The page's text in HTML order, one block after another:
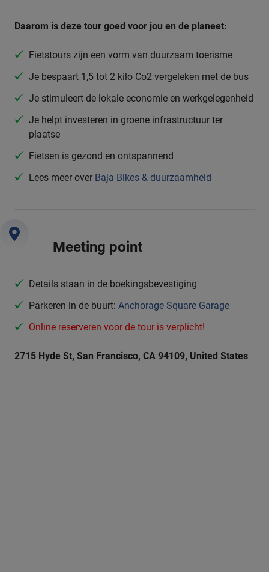
Daarom is deze tour goed voor jou en de planeet:
Fietstours zijn een vorm van duurzaam toerisme
Je bespaart 1,5 tot 2 kilo Co2 vergeleken met de bus
Je stimuleert de lokale economie en werkgelegenheid
Je helpt investeren in groene infrastructuur ter
plaatse
Fietsen is gezond en ontspannend
Lees meer over Baja Bikes & duurzaamheid
Meeting point
Details staan in de boekingsbevestiging
Parkeren in de buurt: Anchorage Square Garage
Online reserveren voor de tour is verplicht!
2715 Hyde St, San Francisco, CA 94109, United States